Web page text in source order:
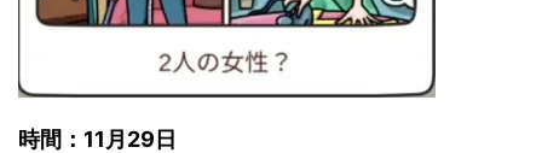
時間：11月29日